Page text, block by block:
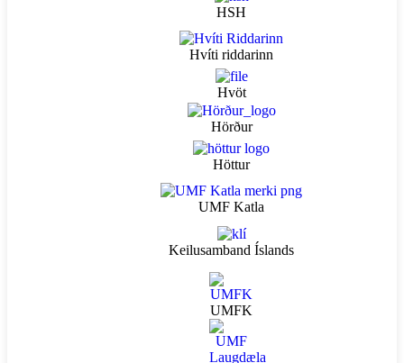
HSH
Hvíti riddarinn
Hvöt
Hörður
Höttur
UMF Katla
Keilusamband Íslands
UMFK